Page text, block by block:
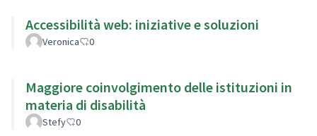
Accessibilità web: iniziative e soluzioni
Veronica 0
Maggiore coinvolgimento delle istituzioni in
materia di disabilità
Stefy 0